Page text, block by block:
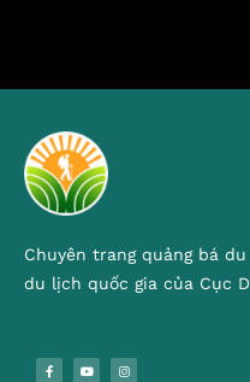
Chuyên trang quảng bá
du lịch quốc gia của Cục